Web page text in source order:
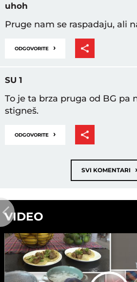
uhoh
Pruge nam se raspadaju, ali
ODGOVORITE ›
SU 1
To je ta brza pruga od BG pa
stigneš.
ODGOVORITE ›
SVI KOMENTARI ›
VIDEO